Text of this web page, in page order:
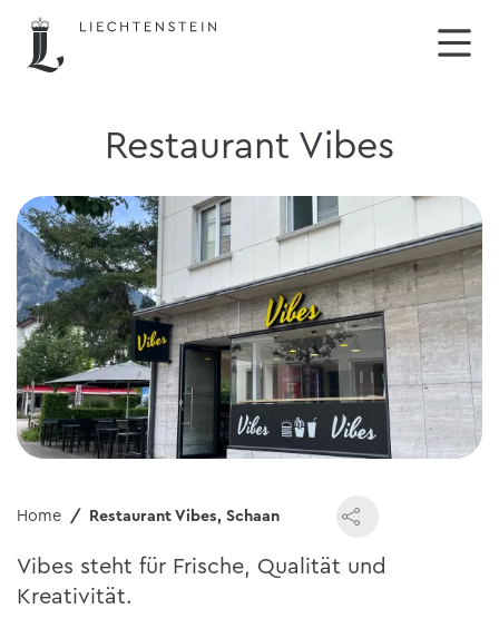
Restaurant Vibes
Home Restaurant Vibes, Schaan
Vibes steht für Frische, Qualität und
Kreativität.